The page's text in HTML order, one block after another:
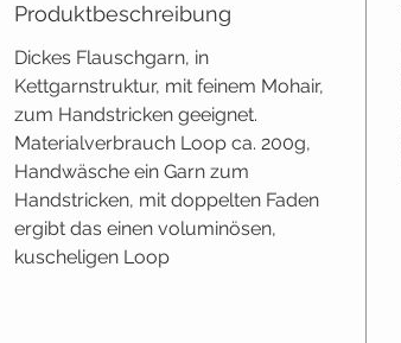
Produktbeschreibung
Dickes Flauschgarn, in
Kettgarnstruktur, mit feinem Mohair,
zum Handstricken geeignet.
Materialverbrauch Loop ca. 200g,
Handwäsche ein Garn zum
Handstricken, mit doppelten Faden
ergibt das einen voluminösen,
kuscheligen Loop